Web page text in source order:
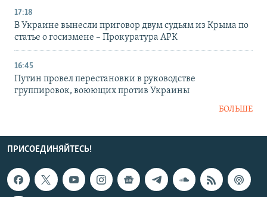
17:18
В Украине вынесли приговор двум судьям из Крыма по
статье о госизмене – Прокуратура АРК
16:45
Путин провел перестановки в руководстве
группировок, воюющих против Украины
БОЛЬШЕ
ПРИСОЕДИНЯЙТЕСЬ!